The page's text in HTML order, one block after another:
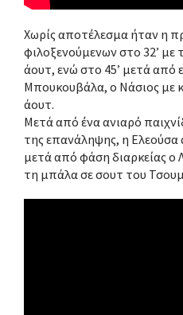
Χωρίς αποτέλεσμα ήταν η
φιλοξενούμενων στο 32’ με
άουτ, ενώ στο 45’ μετά από
Μπουκουβάλα, ο Νάσιος με
άουτ.
Μετά από ένα ανιαρό
της επανάληψης, η Ελεούσα
μετά από φάση διαρκείας ο
τη μπάλα σε σουτ του